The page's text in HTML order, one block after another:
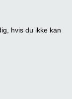
hvis du ikke kan